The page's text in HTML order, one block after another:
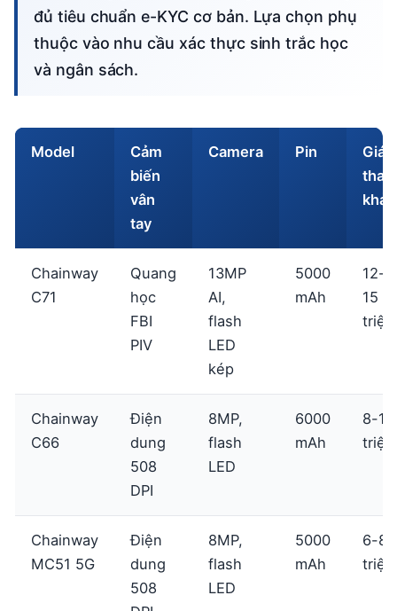
đủ tiêu chuẩn e-KYC cơ bản. Lựa chọn phụ
thuộc vào nhu cầu xác thực sinh trắc học
và ngân sách.
Model
Cảm
biến
vân
tay
Camera Pin
Giá
tham
khảo
Chainway
C71
Quang
học
FBI
PIV
13MP
AI,
flash
LED
kép
5000
mAh
12-
15
triệu
Chainway
C66
Điện
dung
508
DPI
8MP,
flash
LED
6000
mAh
8-10
triệu
Chainway
MC51 5G
Điện
dung
508
8MP,
flash
LED
5000
mAh
6-8
triệu